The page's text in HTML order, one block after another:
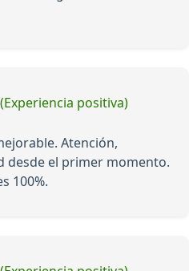
positiva)
Atención,
desde el primer momento.
100%.